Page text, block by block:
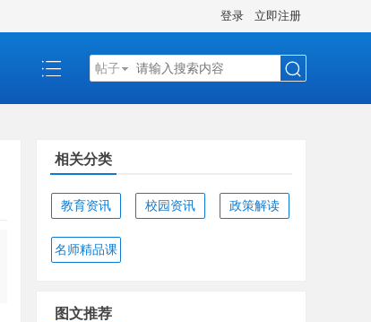
登录 立即注册
帖子
相关分类
教育资讯 校园资讯 政策解读
名师精品课
图文推荐